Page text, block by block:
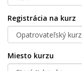
Registrácia na kurz
Miesto kurzu